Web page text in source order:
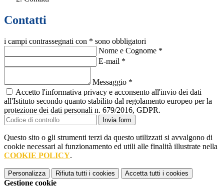
Contatti
i campi contrassegnati con * sono obbligatori
Nome e Cognome *
E-mail *
Messaggio *
Accetto l'informativa privacy e acconsento all'invio dei dati
all'Istituto secondo quanto stabilito dal regolamento europeo per la
protezione dei dati personali n. 679/2016, GDPR.
Invia form
Questo sito o gli strumenti terzi da questo utilizzati si avvalgono di
cookie necessari al funzionamento ed utili alle finalità illustrate nella
COOKIE POLICY.
Personalizza Rifiuta tutti i cookies Accetta tutti i cookies
Gestione cookie